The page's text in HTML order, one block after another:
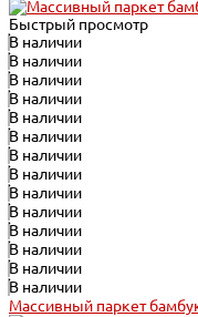
Быстрый просмотр
В наличии
В наличии
В наличии
В наличии
В наличии
В наличии
В наличии
В наличии
В наличии
В наличии
В наличии
В наличии
В наличии
В наличии
Массивный паркет